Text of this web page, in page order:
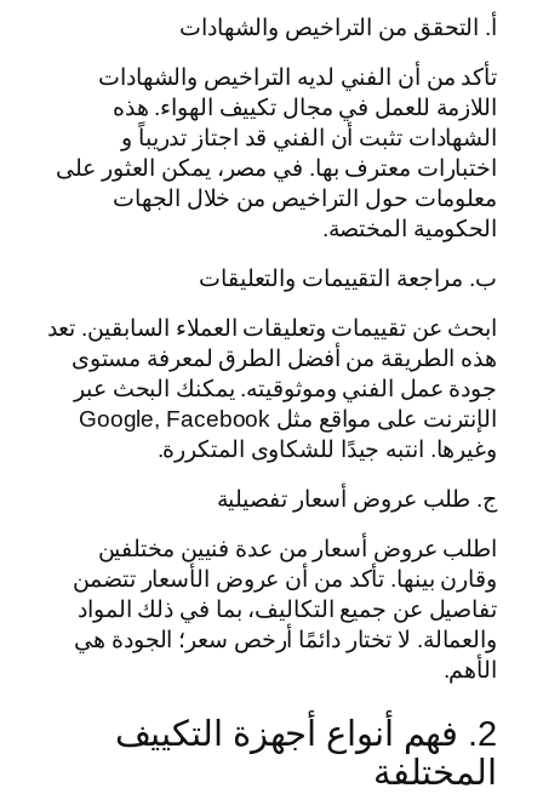
أ. التحقق من التراخيص والشهادات
تأكد من أن الفني لديه التراخيص والشهادات
اللازمة للعمل في مجال تكييف الهواء. هذه
الشهادات تثبت أن الفني قد اجتاز تدريباً و
اختبارات معترف بها. في مصر، يمكن العثور على
معلومات حول التراخيص من خلال الجهات
الحكومية المختصة.
ب. مراجعة التقييمات والتعليقات
ابحث عن تقييمات وتعليقات العملاء السابقين. تعد
هذه الطريقة من أفضل الطرق لمعرفة مستوى
جودة عمل الفني وموثوقيته. يمكنك البحث عبر
الإنترنت على مواقع مثل Google, Facebook
وغيرها. انتبه جيدًا للشكاوى المتكررة.
ج. طلب عروض أسعار تفصيلية
اطلب عروض أسعار من عدة فنيين مختلفين
وقارن بينها. تأكد من أن عروض الأسعار تتضمن
تفاصيل عن جميع التكاليف، بما في ذلك المواد
والعمالة. لا تختار دائمًا أرخص سعر؛ الجودة هي
الأهم.
2. فهم أنواع أجهزة التكييف
المختلفة